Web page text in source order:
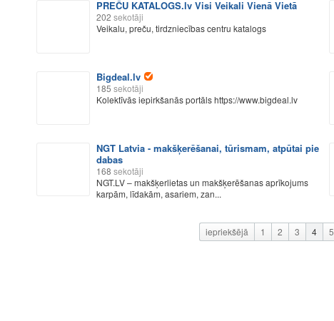
PREČU KATALOGS.lv Visi Veikali Vienā Vietā
202 sekotāji
Veikalu, preču, tirdzniecības centru katalogs
Bigdeal.lv
185 sekotāji
Kolektīvās iepirkšanās portāls https://www.bigdeal.lv
NGT Latvia - makšķerēšanai, tūrismam, atpūtai pie
dabas
168 sekotāji
NGT.LV – makšķerlietas un makšķerēšanas aprīkojums
karpām, līdakām, asariem, zan...
iepriekšējā 1 2 3 4 5